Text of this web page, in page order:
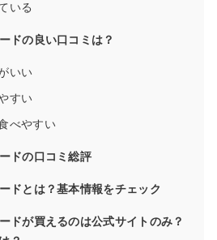
いる
ドの良い口コミは？
いい
すい
べやすい
ドの口コミ総評
ドとは？基本情報をチェック
ドが買えるのは公式サイトのみ？